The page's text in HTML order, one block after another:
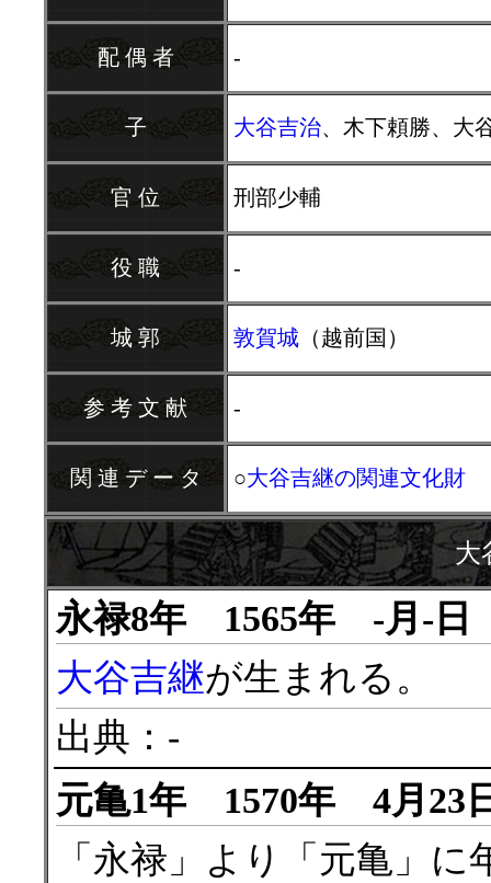
配 偶 者 -
子 大谷吉治、木下頼勝、大
官 位 刑部少輔
役 職 -
城 郭 敦賀城 （越前国）
参 考 文 献 -
関 連 デ ー タ ○大谷吉継の関連文化財
大
永禄8年 1565年 -月-
大谷吉継が生まれる。
出典：-
元亀1年 1570年 4月23
「永禄」より「元亀」